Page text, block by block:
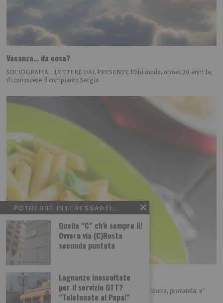
POTREBBE INTERESSARTI...
Quella “C” ch’è sempre lì!
Ovvero via (C)Rosta
seconda puntata
Lagnanze inascoltate
per il servizio GTT?
“Telefonate al Papa!”
Vacanza… da cosa?
SOCIOGRAFIA LETTERE DAL PRESENTE Ebbi modo, ormai 20 anni fa,
di conoscere il compianto Sergio
Pasta risottata alla mediterranea
Avete letto bene, e’ una pasta ma… cuoce come un risotto, provatela: e’
proprio appetitosa!